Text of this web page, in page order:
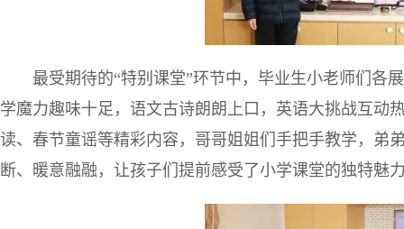
最受期待的“特别课堂”环节中，毕业生小老师们各
学魔力趣味十足，语文古诗朗朗上口，英语大挑战互动
读、春节童谣等精彩内容，哥哥姐姐们手把手教学，弟
断、暖意融融，让孩子们提前感受了小学课堂的独特魅